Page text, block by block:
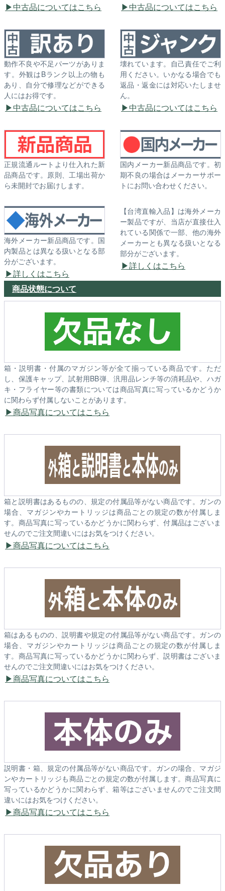
中古品についてはこちら 中古品についてはこちら
動作不良や不足パーツがありま
す。外観はBランク以上の物も
あり、自分で修理などができる
人にはお得です。
中古品についてはこちら
壊れています。自己責任でご利
用ください。いかなる場合でも
返品・返金には対応いたしませ
ん。
中古品についてはこちら
正規流通ルートより仕入れた新
品商品です。原則、工場出荷か
ら未開封でお届けします。
国内メーカー新品商品です。初
期不良の場合はメーカーサポー
トにお問い合わせください。
海外メーカー新品商品です。国
内製品とは異なる扱いとなる部
分がございます。
詳しくはこちら
【台湾直輸入品】は海外メーカ
ー製品ですが、当店が直接仕入
れている関係で一部、他の海外
メーカーとも異なる扱いとなる
部分がございます。
詳しくはこちら
商品状態について
箱・説明書・付属のマガジン等が全て揃っている商品です。ただ
し、保護キャップ、試射用BB弾、汎用品レンチ等の消耗品や、ハガ
キ・フライヤー等の書類については商品写真に写っているかどうか
に関わらず付属しないことがあります。
商品写真についてはこちら
箱と説明書はあるものの、規定の付属品等がない商品です。ガンの
場合、マガジンやカートリッジは商品ごとの規定の数が付属しま
す。商品写真に写っているかどうかに関わらず、付属品はございま
せんのでご注文間違いにはお気をつけください。
商品写真についてはこちら
箱はあるものの、説明書や規定の付属品等がない商品です。ガンの
場合、マガジンやカートリッジは商品ごとの規定の数が付属しま
す。商品写真に写っているかどうかに関わらず、説明書はございま
せんのでご注文間違いにはお気をつけください。
商品写真についてはこちら
説明書・箱、規定の付属品等がない商品です。ガンの場合、マガジ
ンやカートリッジも商品ごとの規定の数が付属します。商品写真に
写っているかどうかに関わらず、箱等はございませんのでご注文間
違いにはお気をつけください。
商品写真についてはこちら